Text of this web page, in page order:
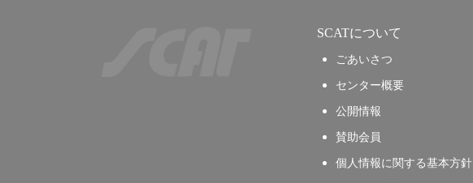
SCATについて
ごあいさつ
センター概要
公開情報
賛助会員
個人情報に関する基本方針